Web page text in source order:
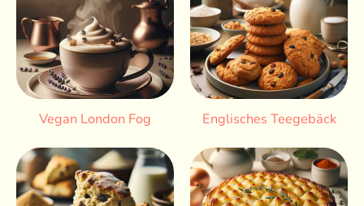
Vegan London Fog Englisches Teegebäck